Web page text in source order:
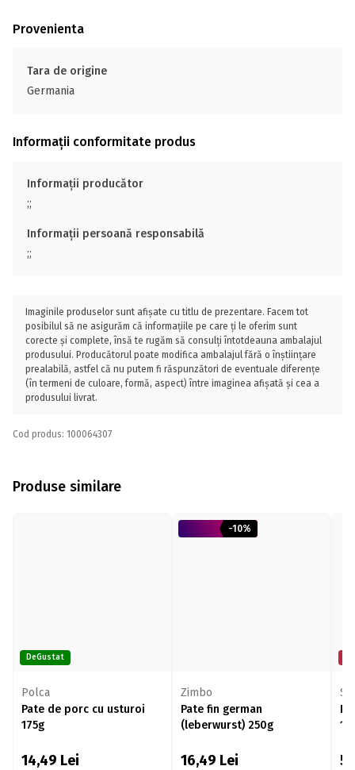
Provenienta
Tara de origine
Germania
Informații conformitate produs
Informații producător
;;
Informații persoană responsabilă
;;
Imaginile produselor sunt afișate cu titlu de prezentare. Facem tot
posibilul să ne asigurăm că informațiile pe care ți le oferim sunt
corecte și complete, însă te rugăm să consulți întotdeauna ambalajul
produsului. Producătorul poate modifica ambalajul fără o înștiințare
prealabilă, astfel că nu putem fi răspunzători de eventuale diferențe
(în termeni de culoare, formă, aspect) între imaginea afișată și cea a
produsului livrat.
Cod produs: 100064307
Produse similare
DeGustat
Polca
Pate de porc cu usturoi
175g
14,49 Lei
-10%
Zimbo
Pate fin german
(leberwurst) 250g
16,49 Lei